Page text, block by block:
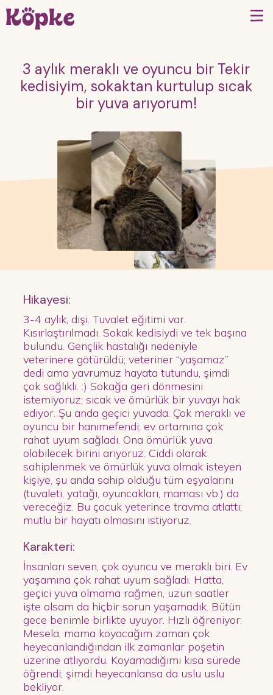
3 aylık meraklı ve oyuncu bir Tekir
kedisiyim, sokaktan kurtulup sıcak
bir yuva arıyorum!
Hikayesi:
3-4 aylık, dişi. Tuvalet eğitimi var.
Kısırlaştırılmadı. Sokak kedisiydi ve tek başına
bulundu. Gençlik hastalığı nedeniyle
veterinere götürüldü; veteriner “yaşamaz”
dedi ama yavrumuz hayata tutundu, şimdi
çok sağlıklı. :) Sokağa geri dönmesini
istemiyoruz; sıcak ve ömürlük bir yuvayı hak
ediyor. Şu anda geçici yuvada. Çok meraklı ve
oyuncu bir hanımefendi; ev ortamına çok
rahat uyum sağladı. Ona ömürlük yuva
olabilecek birini arıyoruz. Ciddi olarak
sahiplenmek ve ömürlük yuva olmak isteyen
kişiye, şu anda sahip olduğu tüm eşyalarını
(tuvaleti, yatağı, oyuncakları, maması vb.) da
vereceğiz. Bu çocuk yeterince travma atlattı;
mutlu bir hayatı olmasını istiyoruz.
Karakteri:
İnsanları seven, çok oyuncu ve meraklı biri. Ev
yaşamına çok rahat uyum sağladı. Hatta,
geçici yuva olmama rağmen, uzun saatler
işte olsam da hiçbir sorun yaşamadık. Bütün
gece benimle birlikte uyuyor. Hızlı öğreniyor:
Mesela, mama koyacağım zaman çok
heyecanlandığından ilk zamanlar poşetin
üzerine atlıyordu. Koyamadığımı kısa sürede
öğrendi; şimdi heyecanlansa da uslu uslu
bekliyor.